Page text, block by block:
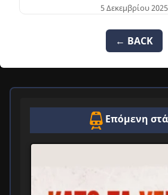
5 Δεκεμβρίου 2025
← BACK
Επόμενη